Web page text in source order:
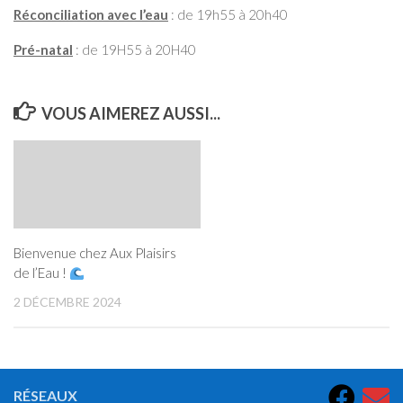
Réconciliation avec l’eau : de 19h55 à 20h40
Pré-natal : de 19H55 à 20H40
VOUS AIMEREZ AUSSI...
Bienvenue chez Aux Plaisirs
de l’Eau !
2 DÉCEMBRE 2024
RÉSEAUX